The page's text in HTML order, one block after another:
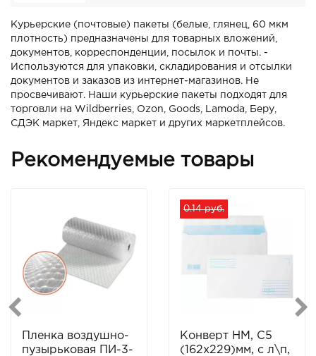
Курьерские (почтовые) пакеты (белые, глянец, 60 мкм
плотность) предназначены для товарных вложений,
документов, корреспонденции, посылок и почты. -
Используются для упаковки, складирования и отсылки
документов и заказов из интернет-магазинов. Не
просвечивают. Наши курьерские пакеты подходят для
торговли на Wildberries, Ozon, Goods, Lamoda, Беру,
СДЭК маркет, Яндекс маркет и других маркетплейсов.
Рекомендуемые товары
Пленка воздушно-
пузырьковая ПИ-3-
0.14 руб.
Конверт НМ, С5
(162х229)мм, с л\п,